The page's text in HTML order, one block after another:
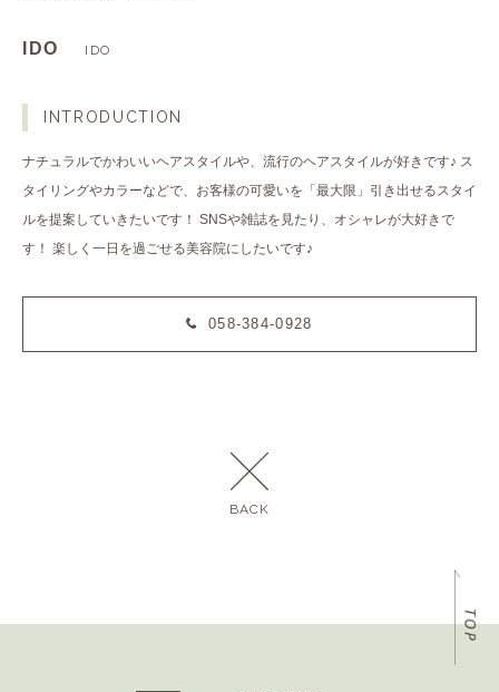
IDO IDO
INTRODUCTION
ナチュラルでかわいいヘアスタイルや、流行のヘアスタイルが好きです♪ ス
タイリングやカラーなどで、お客様の可愛いを「最大限」引き出せるスタイ
ルを提案していきたいです！ SNSや雑誌を見たり、オシャレが大好きで
す！ 楽しく一日を過ごせる美容院にしたいです♪
058-384-0928
BACK